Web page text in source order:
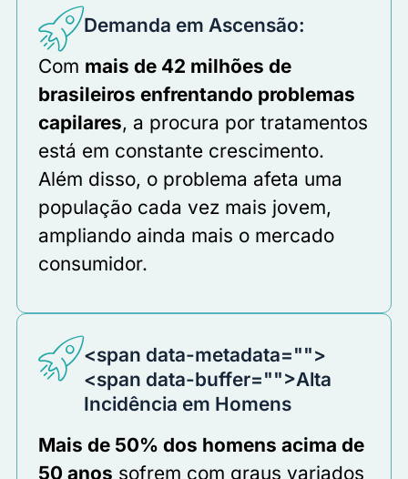
Demanda em Ascensão:
Com mais de 42 milhões de
brasileiros enfrentando problemas
capilares, a procura por tratamentos
está em constante crescimento.
Além disso, o problema afeta uma
população cada vez mais jovem,
ampliando ainda mais o mercado
consumidor.
<span data-metadata="">
<span data-buffer="">Alta
Incidência em Homens
Mais de 50% dos homens acima de
50 anos sofrem com graus variados